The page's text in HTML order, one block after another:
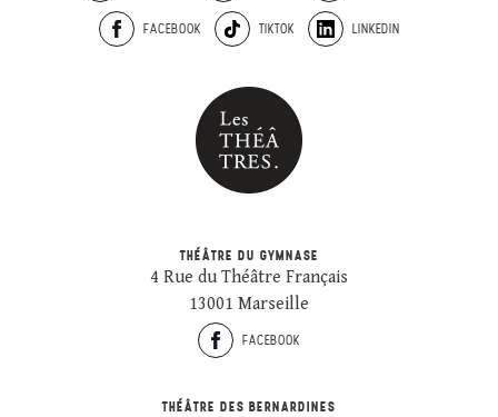
FACEBOOK TIKTOK LINKEDIN
THÉÂTRE DU GYMNASE
4 Rue du Théâtre Français
13001 Marseille
FACEBOOK
THÉÂTRE DES BERNARDINES